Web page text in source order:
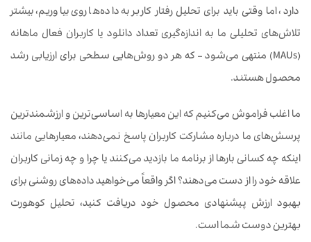
دارد، اما وقتی باید برای تحلیل رفتار کاربر به داده‌ها روی بیاوریم، بیشتر
تلاش‌های تحلیلی ما به اندازه‌گیری تعداد دانلود یا کاربران فعال ماهانه
(MAUs) منتهی می‌شود – که هر دو روش‌هایی سطحی برای ارزیابی رشد
محصول هستند.
ما اغلب فراموش می‌کنیم که این معیارها به اساسی‌ترین و ارزشمندترین
پرسش‌های ما درباره مشارکت کاربران پاسخ نمی‌دهند، معیارهایی مانند
اینکه چه کسانی بارها از برنامه ما بازدید می‌کنند یا چرا و چه زمانی کاربران
علاقه خود را از دست می‌دهند؟ اگر واقعاً می‌خواهید داده‌های روشنی برای
بهبود ارزش پیشنهادی محصول خود دریافت کنید، تحلیل کوهورت
بهترین دوست شما است.